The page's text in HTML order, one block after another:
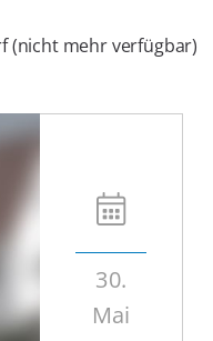
(nicht mehr verfügbar)
30.
Mai